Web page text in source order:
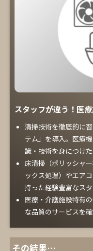
スタッフが違う！医
清掃技術を徹底的に
テム』を導入。医療
識・技術を身につけ
床清掃（ポリッシャ
ックス処理）やエア
持った経験豊富なスタ
医療・介護施設特有
な品質のサービスを
その結果…